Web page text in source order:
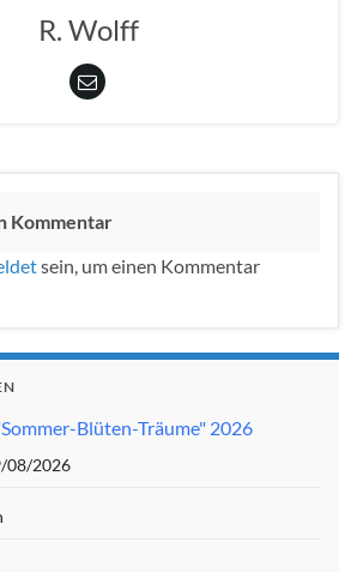
R. Wolff
Kommentar
sein, um einen Kommentar
Blüten-Träume" 2026
08/2026